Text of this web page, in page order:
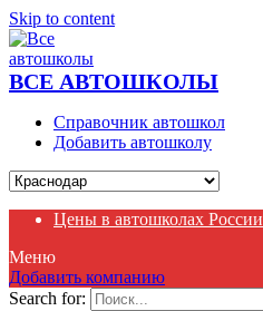
Skip to content
ВСЕ АВТОШКОЛЫ
Справочник автошкол
Добавить автошколу
Цены в автошколах России
Меню
Добавить компанию
Search for: